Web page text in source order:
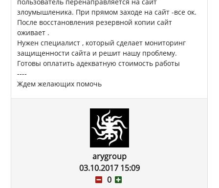
злоумышленика. При прямом заходе на сайт -все ок.
После восстановления резервной копии сайт
оживает .
Нужен специалист , который сделает мониторинг
защищенности сайта и решит нашу проблему.
Готовы оплатить адекватную стоимость работы
----
Ждем желающих помочь
arygroup
03.10.2017 15:09
0